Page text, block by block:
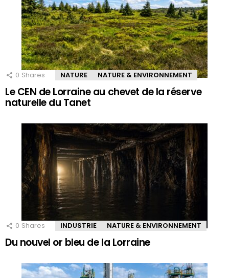
0 Shares NATURE NATURE & ENVIRONNEMENT
Le CEN de Lorraine au chevet de la réserve
naturelle du Tanet
0 Shares INDUSTRIE NATURE & ENVIRONNEMENT
Du nouvel or bleu de la Lorraine